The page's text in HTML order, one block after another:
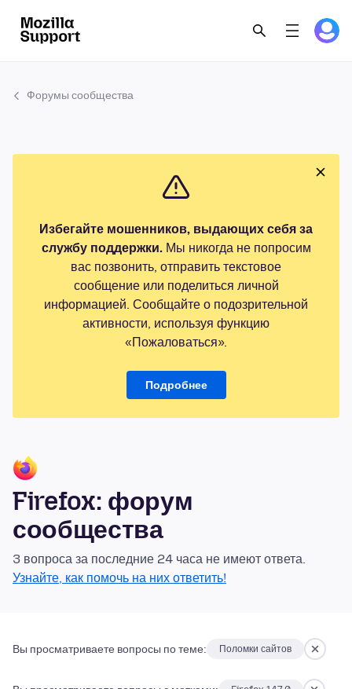
Форумы сообщества
Избегайте мошенников, выдающих себя за
службу поддержки.Мы никогда не попросим
вас позвонить, отправить текстовое
сообщение или поделиться личной
информацией. Сообщайте о подозрительной
активности, используя функцию
«Пожаловаться».
Подробнее
Firefox: форум
сообщества
3 вопроса за последние 24 часа не имеют ответа.
Узнайте, как помочь на них ответить!
Вы просматриваете вопросы по теме: Поломки сайтов